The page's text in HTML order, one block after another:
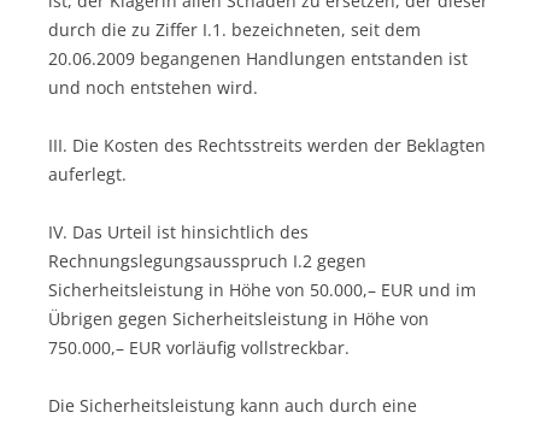
durch die zu Ziffer I.1. bezeichneten, seit dem
20.06.2009 begangenen Handlungen entstanden ist
und noch entstehen wird.
III. Die Kosten des Rechtsstreits werden der Beklagten
auferlegt.
IV. Das Urteil ist hinsichtlich des
Rechnungslegungsausspruch I.2 gegen
Sicherheitsleistung in Höhe von 50.000,– EUR und im
Übrigen gegen Sicherheitsleistung in Höhe von
750.000,– EUR vorläufig vollstreckbar.
Die Sicherheitsleistung kann auch durch eine